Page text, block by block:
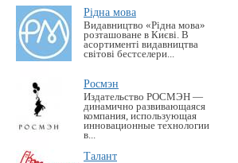
Рідна мова
Видавництво «Рідна мова»
розташоване в Києві. В
асортименті видавництва
світові бестселери...
Росмэн
Издательство РОСМЭН —
динамично развивающаяся
компания, использующая
инновационные технологии
в...
Талант